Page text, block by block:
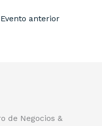
Evento anterior
de Negocios &